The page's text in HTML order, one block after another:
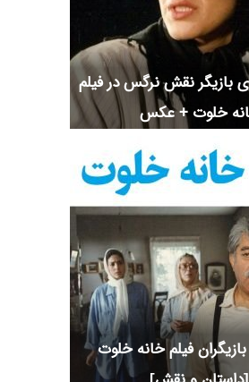
بازیگر نقش نرگس در فیلم
خلوت + عکس
بازیگران فیلم خانه خلوت